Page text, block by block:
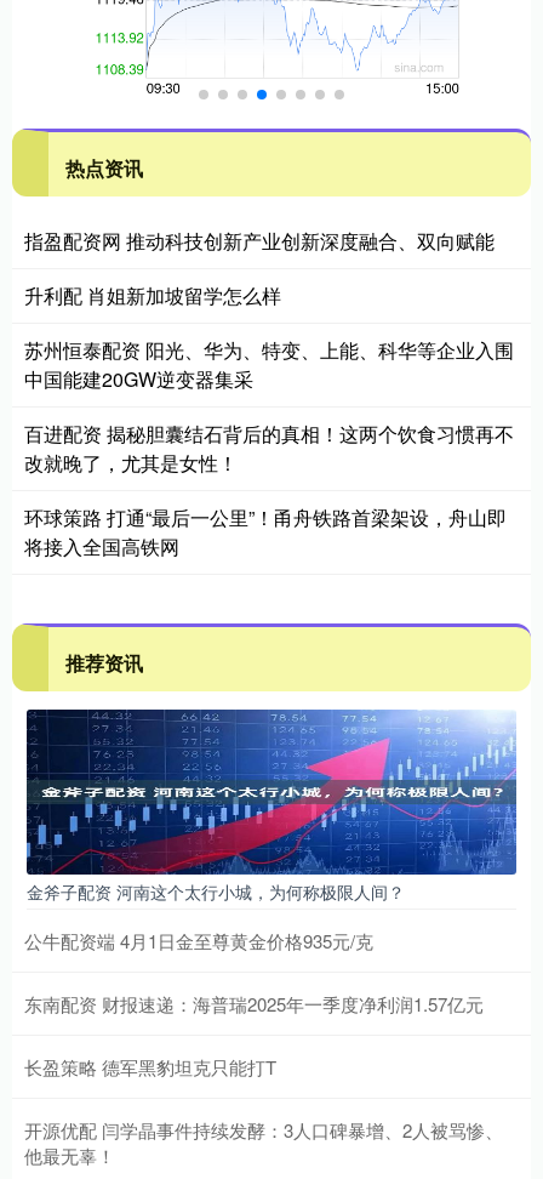
热点资讯
指盈配资网 推动科技创新产业创新深度融合、双向赋能
升利配 肖姐新加坡留学怎么样
苏州恒泰配资 阳光、华为、特变、上能、科华等企业入围
中国能建20GW逆变器集采
百进配资 揭秘胆囊结石背后的真相！这两个饮食习惯再不
改就晚了，尤其是女性！
环球策路 打通“最后一公里”！甬舟铁路首梁架设，舟山即
将接入全国高铁网
推荐资讯
金斧子配资 河南这个太行小城，为何称极限人间？
公牛配资端 4月1日金至尊黄金价格935元/克
东南配资 财报速递：海普瑞2025年一季度净利润1.57亿元
长盈策略 德军黑豹坦克只能打T
开源优配 闫学晶事件持续发酵：3人口碑暴增、2人被骂惨、
他最无辜！